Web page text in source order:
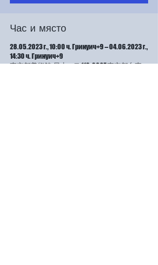
Час и място
28.05.2023 г., 10:00 ч. Гринуич+9 – 04.06.2023 г.,
14:30 ч. Гринуич+9
東京都美術館, 日本、〒110-0007 東京都台東